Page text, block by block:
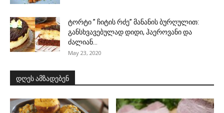
ტორტი ” ჩიტის რძე” მანანის ბურღულით:
განსხვავებულად დიდი, ჰაეროვანი და
ძალიან...
May 23, 2020
დღეს ამზადებენ